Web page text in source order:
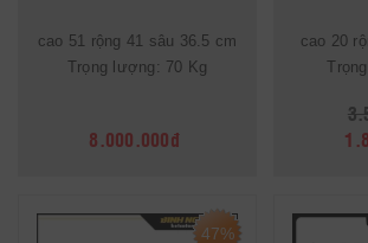
cao 51 rộng 41 sâu 36.5 cm
Trọng lượng: 70 Kg
8.000.000đ
cao 20
47%